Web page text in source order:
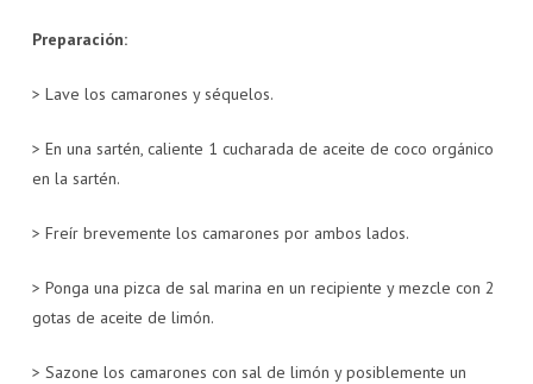
Preparación:
> Lave los camarones y séquelos.
> En una sartén, caliente 1 cucharada de aceite de coco orgánico
en la sartén.
> Freír brevemente los camarones por ambos lados.
> Ponga una pizca de sal marina en un recipiente y mezcle con 2
gotas de aceite de limón.
> Sazone los camarones con sal de limón y posiblemente un